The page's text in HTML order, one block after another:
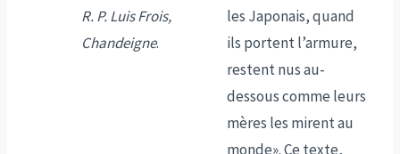
R. P. Luis Frois,
Chandeigne.
les Japonais, quand
ils portent l’armure,
restent nus au-
dessous comme leurs
mères les mirent au
monde». Ce texte,